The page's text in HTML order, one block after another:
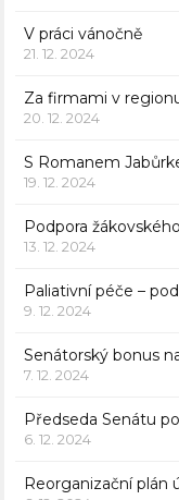
V práci vánočně
21. 12. 2024
Za firmami v
20. 12. 2024
S Romanem
19. 12. 2024
Podpora
13. 12. 2024
Paliativní péče –
9. 12. 2024
Senátorský bonus
7. 12. 2024
Předseda Senátu
6. 12. 2024
Reorganizační plán